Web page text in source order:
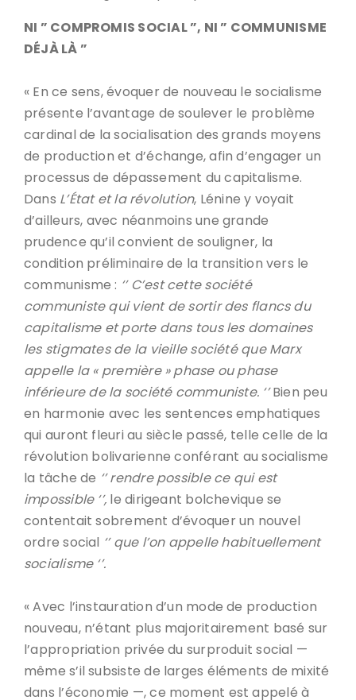
NI ” COMPROMIS SOCIAL ”, NI ” COMMUNISME
DÉJÀ LÀ ”
« En ce sens, évoquer de nouveau le socialisme
présente l’avantage de soulever le problème
cardinal de la socialisation des grands moyens
de production et d’échange, afin d’engager un
processus de dépassement du capitalisme.
Dans L’État et la révolution, Lénine y voyait
d’ailleurs, avec néanmoins une grande
prudence qu’il convient de souligner, la
condition préliminaire de la transition vers le
communisme : ‘’ C’est cette société
communiste qui vient de sortir des flancs du
capitalisme et porte dans tous les domaines
les stigmates de la vieille société que Marx
appelle la « première » phase ou phase
inférieure de la société communiste. ‘’Bien peu
en harmonie avec les sentences emphatiques
qui auront fleuri au siècle passé, telle celle de la
révolution bolivarienne conférant au socialisme
la tâche de ‘’ rendre possible ce qui est
impossible ‘’, le dirigeant bolchevique se
contentait sobrement d’évoquer un nouvel
ordre social ‘’ que l’on appelle habituellement
socialisme ‘’.
« Avec l’instauration d’un mode de production
nouveau, n’étant plus majoritairement basé sur
l’appropriation privée du surproduit social —
même s’il subsiste de larges éléments de mixité
dans l’économie —, ce moment est appelé à